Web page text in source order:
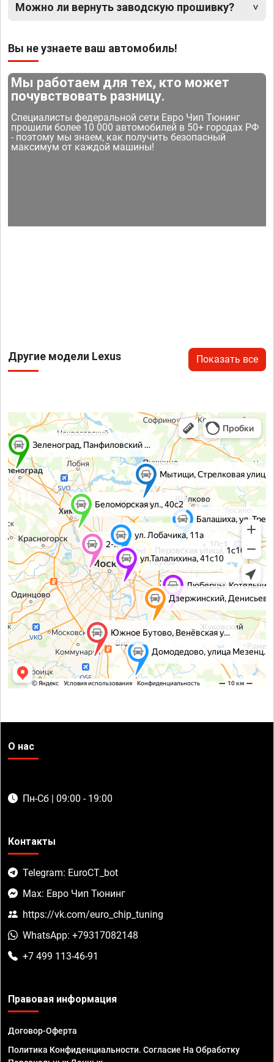
Можно ли вернуть заводскую прошивку?
Вы не узнаете ваш автомобиль!
Мы работаем для тех, кто может
почувствовать разницу.
Специалисты федеральной сети Евро Чип Тюнинг
прошили более 10 000 автомобилей в 50+ городах РФ
- поэтому мы знаем, как получить безопасный
максимум от каждой машины!
Другие модели Lexus Показать все
О нас
Пн-Сб | 09:00 - 19:00
Контакты
Telegram: EuroCT_bot
Max: Евро Чип Тюнинг
https://vk.com/euro_chip_tuning
WhatsApp: +79317082148
+7 499 113-46-91
Правовая информация
Договор-Оферта
Политика Конфиденциальности. Согласие На Обработку